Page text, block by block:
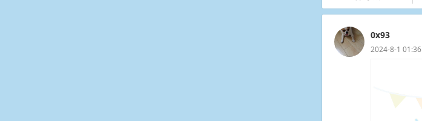
0x93
2024-8-1 01:36